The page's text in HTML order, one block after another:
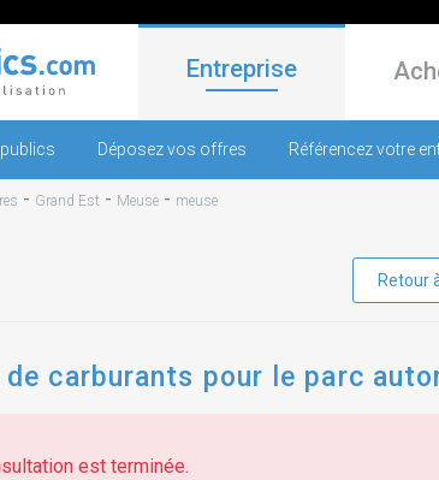
Entreprise
Déposez vos offres Référencez votre
- Grand Est - Meuse - meuse
Retour
de carburants pour le parc
est terminée.